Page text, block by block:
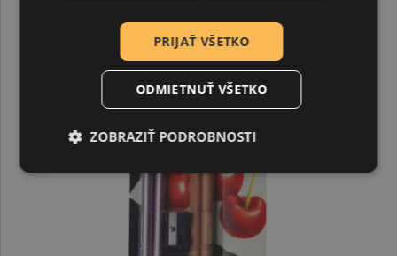
PRIJAŤ VŠETKO
ODMIETNUŤ VŠETKO
ZOBRAZIŤ PODROBNOSTI